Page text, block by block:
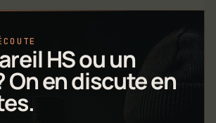
HS ou un
On en discute en